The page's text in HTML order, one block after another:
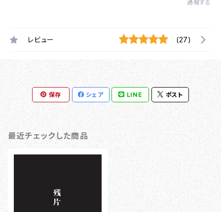
通報する
レビュー (27)
保存 シェア LINE ポスト
最近チェックした商品